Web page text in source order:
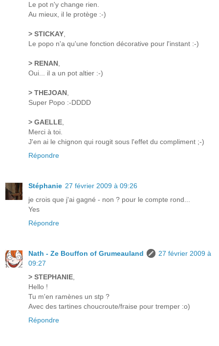
Le pot n'y change rien.
Au mieux, il le protège :-)
> STICKAY,
Le popo n'a qu'une fonction décorative pour l'instant :-)
> RENAN,
Oui... il a un pot altier :-)
> THEJOAN,
Super Popo :-DDDD
> GAELLE,
Merci à toi.
J'en ai le chignon qui rougit sous l'effet du compliment ;-)
Répondre
Stéphanie 27 février 2009 à 09:26
je crois que j'ai gagné - non ? pour le compte rond...
Yes
Répondre
Nath - Ze Bouffon of Grumeauland
27 février 2009 à
09:27
> STEPHANIE,
Hello !
Tu m'en ramènes un stp ?
Avec des tartines choucroute/fraise pour tremper :o)
Répondre